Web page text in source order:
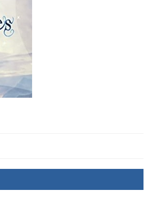
Thriller
coupable n’est pas Camille